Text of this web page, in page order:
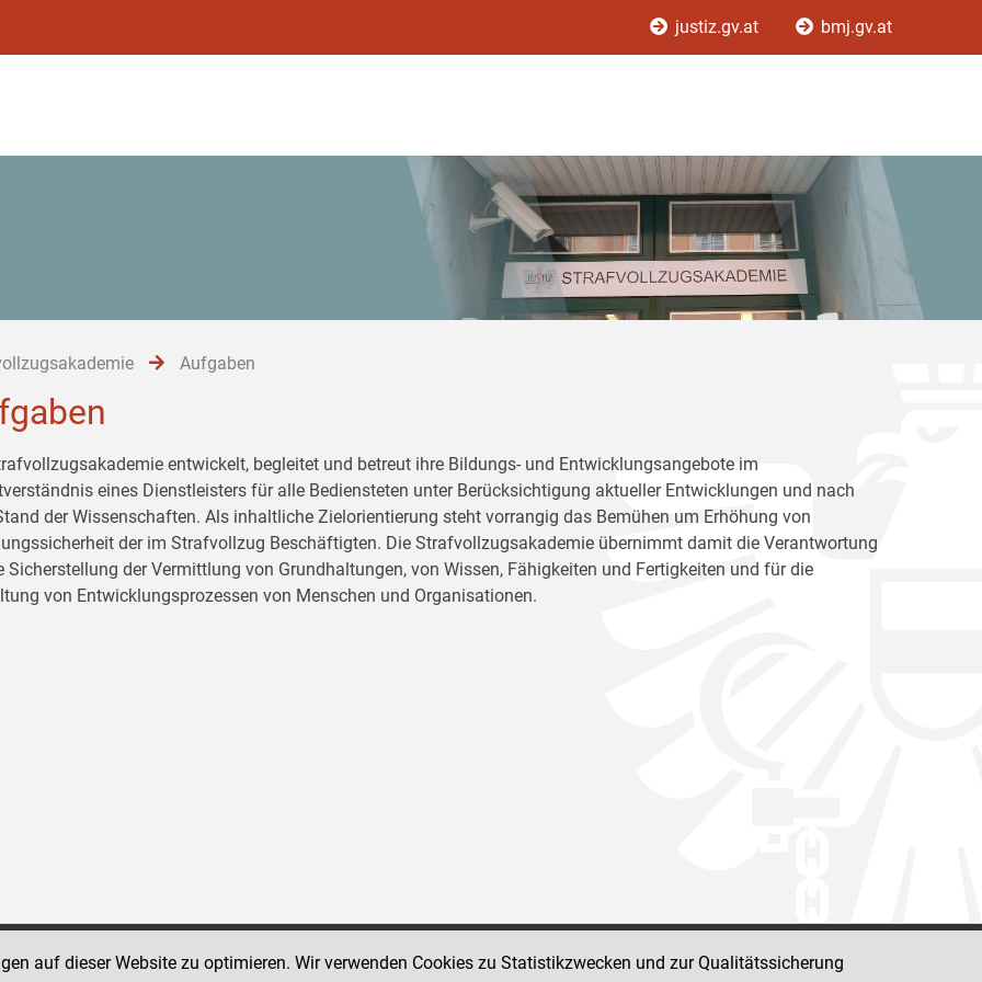
justiz.gv.at bmj.gv.at
Aufgaben
entwickelt, begleitet und betreut ihre Bildungs- und Entwicklungsangebote im
eines Dienstleisters für alle Bediensteten unter Berücksichtigung aktueller Entwicklungen und nach
der Wissenschaften. Als inhaltliche Zielorientierung steht vorrangig das Bemühen um Erhöhung von
der im Strafvollzug Beschäftigten. Die Strafvollzugsakademie übernimmt damit die Verantwortung
Sicherstellung der Vermittlung von Grundhaltungen, von Wissen, Fähigkeiten und Fertigkeiten und für die
von Entwicklungsprozessen von Menschen und Organisationen.
Social Media Kanäle
auf dieser Website zu optimieren. Wir verwenden Cookies zu Statistikzwecken und zur Qualitätssicherung